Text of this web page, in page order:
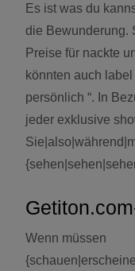
Es ist was du
die Bewunderung.
Preise für nackte
könnten auch label
persönlich “. In
jeder exklusive
Wenn müssen